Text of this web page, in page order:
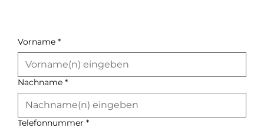
Vorname *
Nachname *
Telefonnummer *